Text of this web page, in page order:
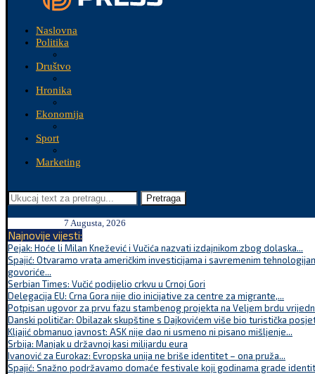
Naslovna
Politika
Društvo
Hronika
Ekonomija
Sport
Marketing
Pretraga
7 Augusta, 2026
Najnovije vijesti:
Pejak: Hoće li Milan Knežević i Vučića nazvati izdajnikom zbog dolaska...
Spajić: Otvaramo vrata američkim investicijama i savremenim
govoriće...
Serbian Times: Vučić podijelio crkvu u Crnoj Gori
Delegacija EU: Crna Gora nije dio inicijative za centre za migrante,...
Potpisan ugovor za prvu fazu stambenog projekta na Veljem brdu
Danski političar: Obilazak skupštine s Dajkovićem više bio turistička
Kljajić obmanuo javnost: ASK nije dao ni usmeno ni pisano mišljenje...
Srbija: Manjak u državnoj kasi milijardu eura
Ivanović za Eurokaz: Evropska unija ne briše identitet – ona pruža...
Spajić: Snažno podržavamo domaće festivale koji godinama grade